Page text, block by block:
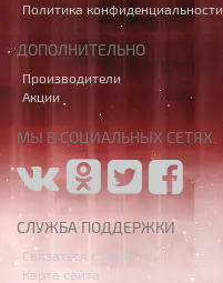
Политика конфиденциальности
ДОПОЛНИТЕЛЬНО
Производители
Акции
МЫ В СОЦИАЛЬНЫХ СЕТЯХ
СЛУЖБА ПОДДЕРЖКИ
Связаться с нами
Карта сайта